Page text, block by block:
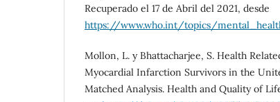
Recuperado el 17 de Abril del 2021, desde
https://www.who.int/topics/
Mollon, L. y Bhattacharjee, S. Health
Myocardial Infarction Survivors in the
Matched Analysis. Health and Quality of